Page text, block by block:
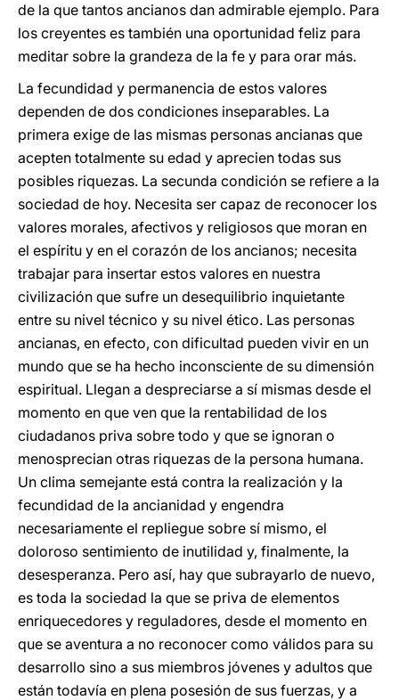
de la que tantos ancianos dan admirable ejemplo. Para
los creyentes es también una oportunidad feliz para
meditar sobre la grandeza de la fe y para orar más.
La fecundidad y permanencia de estos valores
dependen de dos condiciones inseparables. La
primera exige de las mismas personas ancianas que
acepten totalmente su edad y aprecien todas sus
posibles riquezas. La secunda condición se refiere a la
sociedad de hoy. Necesita ser capaz de reconocer los
valores morales, afectivos y religiosos que moran en
el espíritu y en el corazón de los ancianos; necesita
trabajar para insertar estos valores en nuestra
civilización que sufre un desequilibrio inquietante
entre su nivel técnico y su nivel ético. Las personas
ancianas, en efecto, con dificultad pueden vivir en un
mundo que se ha hecho inconsciente de su dimensión
espiritual. Llegan a despreciarse a sí mismas desde el
momento en que ven que la rentabilidad de los
ciudadanos priva sobre todo y que se ignoran o
menosprecian otras riquezas de la persona humana.
Un clima semejante está contra la realización y la
fecundidad de la ancianidad y engendra
necesariamente el repliegue sobre sí mismo, el
doloroso sentimiento de inutilidad y, finalmente, la
desesperanza. Pero así, hay que subrayarlo de nuevo,
es toda la sociedad la que se priva de elementos
enriquecedores y reguladores, desde el momento en
que se aventura a no reconocer como válidos para su
desarrollo sino a sus miembros jóvenes y adultos que
están todavía en plena posesión de sus fuerzas, y a